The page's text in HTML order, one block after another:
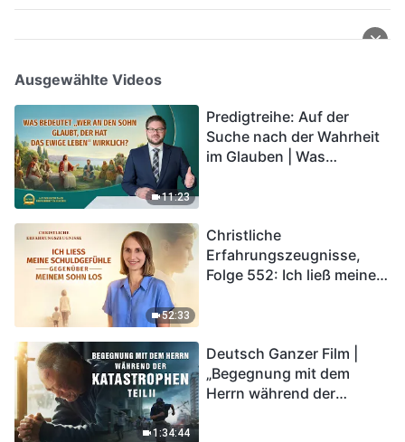
Ausgewählte Videos
11:23
Predigtreihe: Auf der
Suche nach der Wahrheit
im Glauben | Was
52:33
Christliche
Erfahrungszeugnisse,
Folge 552: Ich ließ meine
1:34:44
Deutsch Ganzer Film |
„Begegnung mit dem
Herrn während der